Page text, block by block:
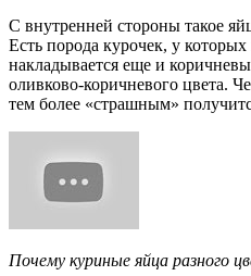
С внутренней стороны такое
Есть порода курочек, у
накладывается еще и
оливково-коричневого цвета.
тем более «страшным»
Почему куриные яйца разного